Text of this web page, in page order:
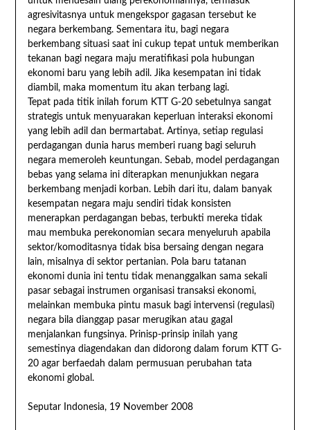
agresivitasnya untuk mengekspor gagasan tersebut ke
negara berkembang. Sementara itu, bagi negara
berkembang situasi saat ini cukup tepat untuk memberikan
tekanan bagi negara maju meratifikasi pola hubungan
ekonomi baru yang lebih adil. Jika kesempatan ini tidak
diambil, maka momentum itu akan terbang lagi.
Tepat pada titik inilah forum KTT G-20 sebetulnya sangat
strategis untuk menyuarakan keperluan interaksi ekonomi
yang lebih adil dan bermartabat. Artinya, setiap regulasi
perdagangan dunia harus memberi ruang bagi seluruh
negara memeroleh keuntungan. Sebab, model perdagangan
bebas yang selama ini diterapkan menunjukkan negara
berkembang menjadi korban. Lebih dari itu, dalam banyak
kesempatan negara maju sendiri tidak konsisten
menerapkan perdagangan bebas, terbukti mereka tidak
mau membuka perekonomian secara menyeluruh apabila
sektor/komoditasnya tidak bisa bersaing dengan negara
lain, misalnya di sektor pertanian. Pola baru tatanan
ekonomi dunia ini tentu tidak menanggalkan sama sekali
pasar sebagai instrumen organisasi transaksi ekonomi,
melainkan membuka pintu masuk bagi intervensi (regulasi)
negara bila dianggap pasar merugikan atau gagal
menjalankan fungsinya. Prinisp-prinsip inilah yang
semestinya diagendakan dan didorong dalam forum KTT G-
20 agar berfaedah dalam permusuan perubahan tata
ekonomi global.
Seputar Indonesia, 19 November 2008